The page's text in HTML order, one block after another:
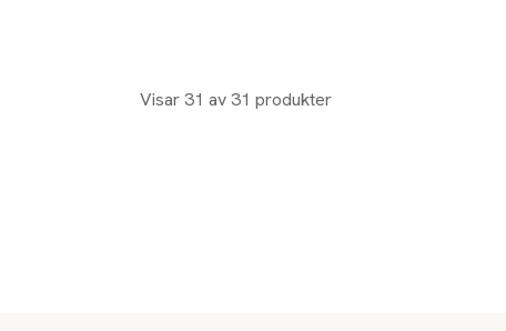
Visar 31 av 31 produkter